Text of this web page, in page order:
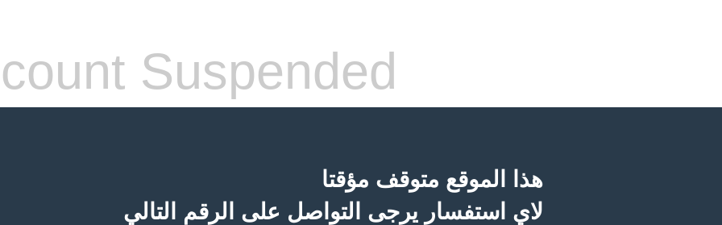
Suspended
هذا الموقع متوقف مؤقتا
لاي استفسار يرجى التواصل على الرقم التالي